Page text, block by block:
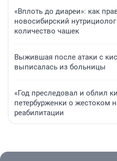
«Вплоть до диареи»: как
новосибирский
количество чашек
Выжившая после атаки с
выписалась из больницы
«Год преследовал и облил
петербурженки о жестоком
реабилитации